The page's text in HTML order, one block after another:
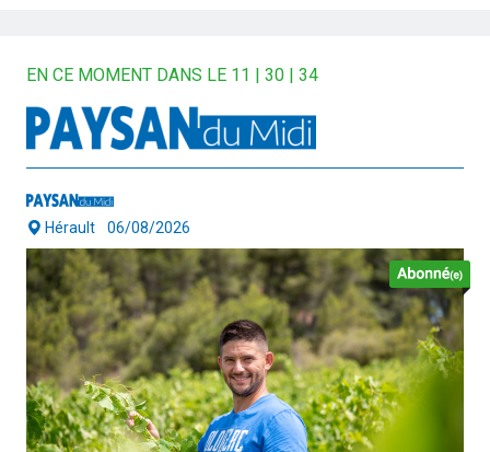
EN CE MOMENT DANS LE 11 | 30 | 34
Hérault 06/08/2026